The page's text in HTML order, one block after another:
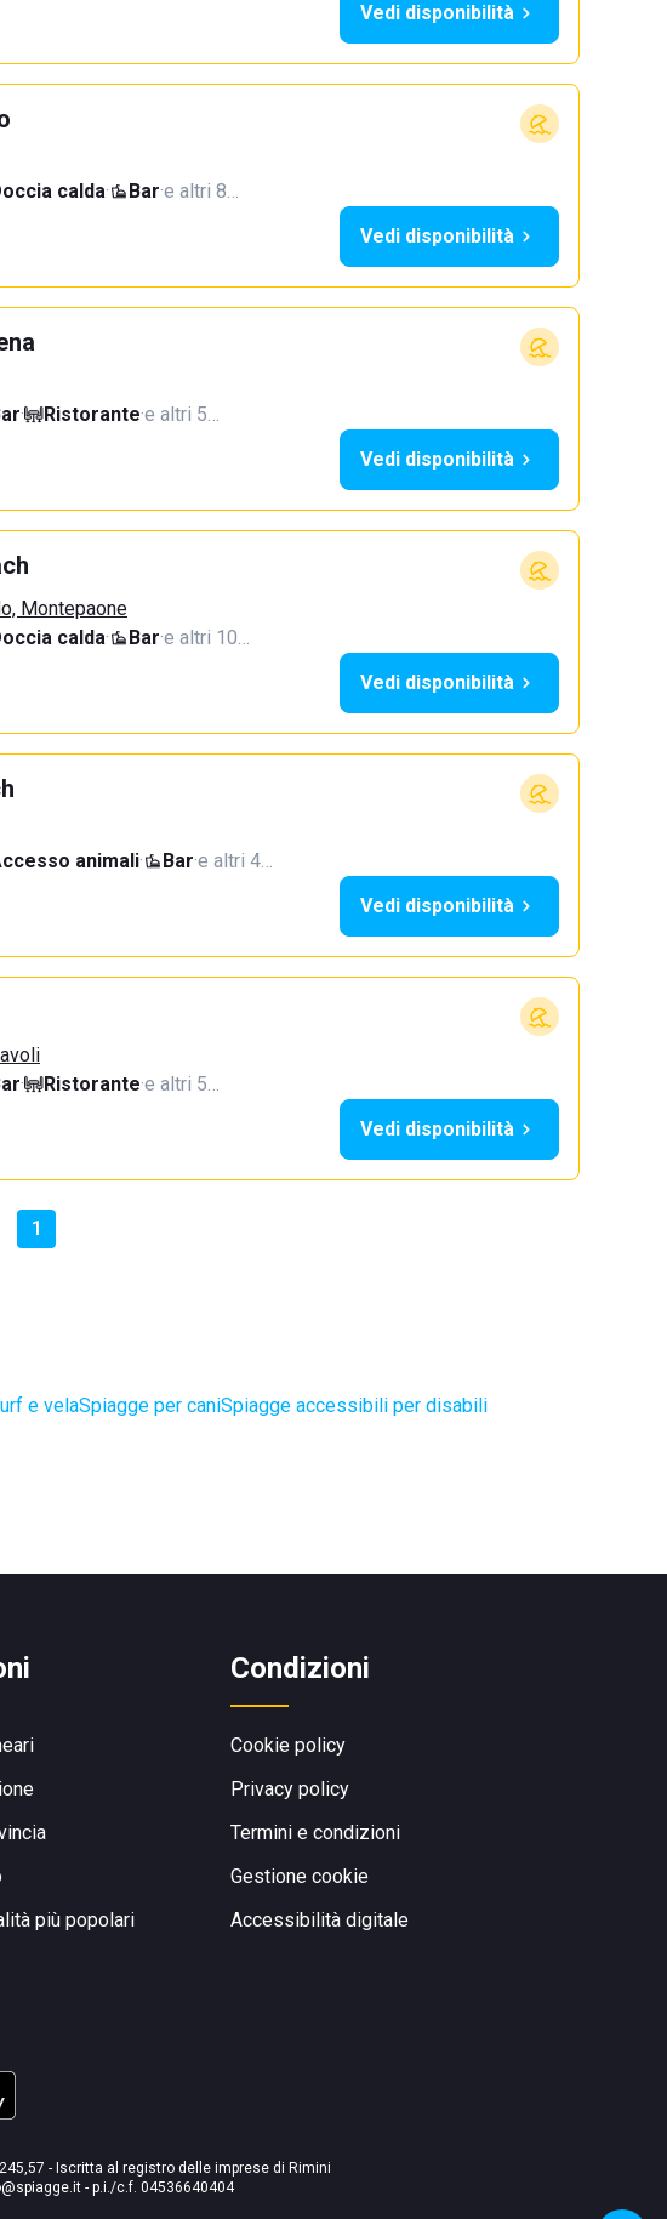
Vedi disponibilità
calda· Bar·e altri 8…
Vedi disponibilità
· Ristorante·e altri 5…
Vedi disponibilità
Montepaone
calda· Bar·e altri 10…
Vedi disponibilità
animali· Bar·e altri 4…
Vedi disponibilità
· Ristorante·e altri 5…
Vedi disponibilità
1
e velaSpiagge per caniSpiagge accessibili per disabili
più popolari
Condizioni
Cookie policy
Privacy policy
Termini e condizioni
Gestione cookie
Accessibilità digitale
- Iscritta al registro delle imprese di Rimini
- p.i./c.f. 04536640404